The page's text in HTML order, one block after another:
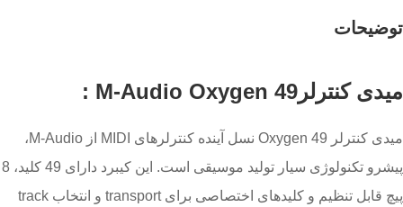
توضیحات
میدی کنترلرM-Audio Oxygen 49 :
میدی کنترلر Oxygen 49 نسل آینده کنترلرهای MIDI از M-Audio،
پیشرو تکنولوژی سیار تولید موسیقی است. این کیبرد دارای 49 کلید، 8
پیچ قابل تنظیم و کلیدهای اختصاصی برای transport و انتخاب track